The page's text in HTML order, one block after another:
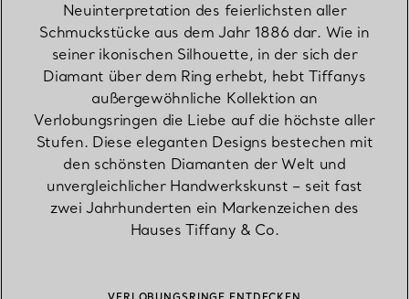
Neuinterpretation des feierlichsten aller
Schmuckstücke aus dem Jahr 1886 dar. Wie in
seiner ikonischen Silhouette, in der sich der
Diamant über dem Ring erhebt, hebt Tiffanys
außergewöhnliche Kollektion an
Verlobungsringen die Liebe auf die höchste aller
Stufen. Diese eleganten Designs bestechen mit
den schönsten Diamanten der Welt und
unvergleichlicher Handwerkskunst – seit fast
zwei Jahrhunderten ein Markenzeichen des
Hauses Tiffany & Co.